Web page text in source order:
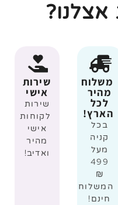
משלוח
מהיר
לכל
הארץ!
בכל
קניה
מעל
499
₪
המשלוח
חינם!
שירות
אישי
שירות
לקוחות
אישי
מהיר
ואדיב!